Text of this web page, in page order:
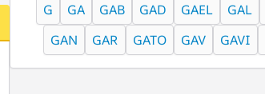
G GA GAB GAD GAEL GAL
GAN
GAR GATO GAV GAVI